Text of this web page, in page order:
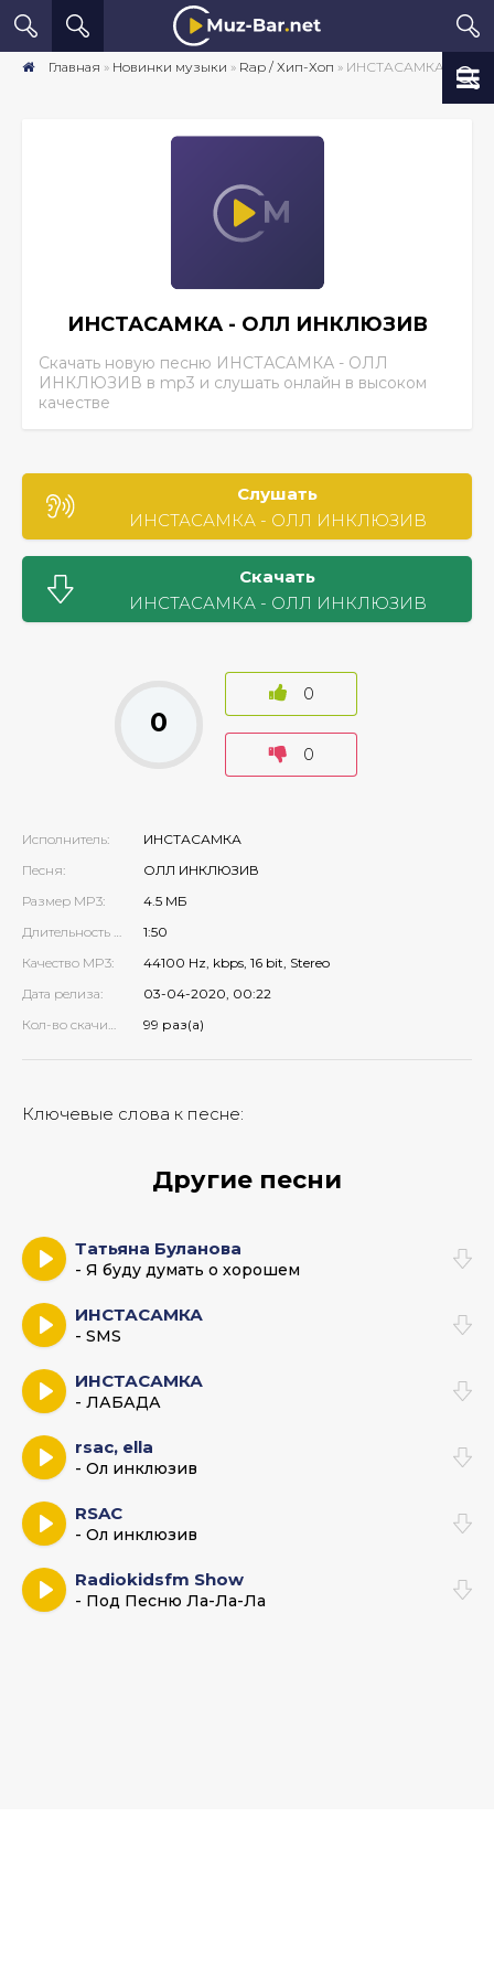
Главная » Новинки музыки » Rap / Хип-Хоп » ИНСТАСАМКА - ОЛЛ ИНКЛЮЗИВ скачать песню бесплатно mp3 в хорошем качестве
ИНСТАСАМКА - ОЛЛ ИНКЛЮЗИВ
Скачать новую песню ИНСТАСАМКА - ОЛЛ
ИНКЛЮЗИВ в mp3 и слушать онлайн в высоком
качестве
Слушать
ИНСТАСАМКА - ОЛЛ ИНКЛЮЗИВ
Скачать
ИНСТАСАМКА - ОЛЛ ИНКЛЮЗИВ
Исполнитель:
ИНСТАСАМКА
Песня:
ОЛЛ ИНКЛЮЗИВ
Размер MP3:
4.5 МБ
Длительность MP3:
1:50
Качество MP3:
44100 Hz, kbps, 16 bit, Stereo
Дата релиза:
03-04-2020, 00:22
Кол-во скачиваний:
99 раз(а)
0
0
0
Ключевые слова к песне:
Другие песни
Татьяна Буланова
- Я буду думать о хорошем
ИНСТАСАМКА
- SMS
ИНСТАСАМКА
- ЛАБАДА
rsac, ella
- Ол инклюзив
RSAC
- Ол инклюзив
Radiokidsfm Show
- Под Песню Ла-Ла-Ла